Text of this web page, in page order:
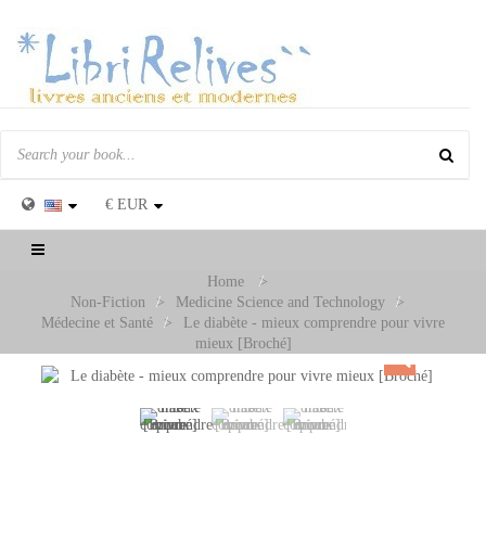
€ EUR
Toggle
Home
>
Non-Fiction
> Medicine Science and Technology
>
Médecine et Santé
>
Le diabète - mieux comprendre pour vivre
mieux [Broché]